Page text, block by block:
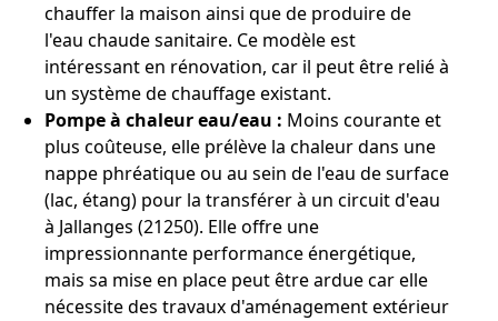
chauffer la maison ainsi que de produire de
l'eau chaude sanitaire. Ce modèle est
intéressant en rénovation, car il peut être relié à
un système de chauffage existant.
Pompe à chaleur eau/eau : Moins courante et
plus coûteuse, elle prélève la chaleur dans une
nappe phréatique ou au sein de l'eau de surface
(lac, étang) pour la transférer à un circuit d'eau
à Jallanges (21250). Elle offre une
impressionnante performance énergétique,
mais sa mise en place peut être ardue car elle
nécessite des travaux d'aménagement extérieur